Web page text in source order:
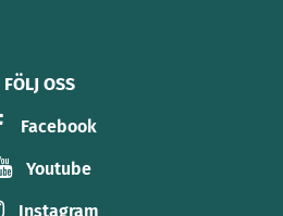
FÖLJ OSS
Facebook
Youtube
Instagram